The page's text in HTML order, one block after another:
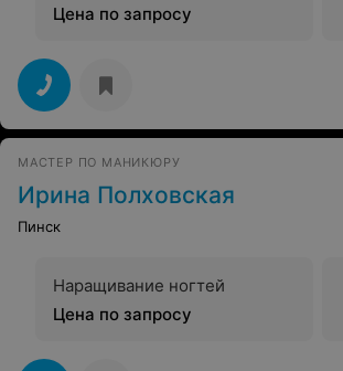
Цена по запросу
МАСТЕР ПО МАНИКЮРУ
Ирина Полховская
Пинск
Наращивание ногтей
Цена по запросу